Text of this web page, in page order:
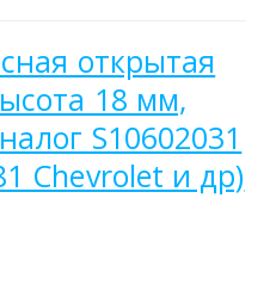
открытая
18 мм,
S10602031
Chevrolet и др)